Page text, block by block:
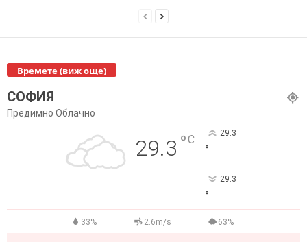
Времете (виж още)
СОФИЯ
Предимно Облачно
29.3 °C 29.3
°
29.3
°
33% 2.6m/s 63%